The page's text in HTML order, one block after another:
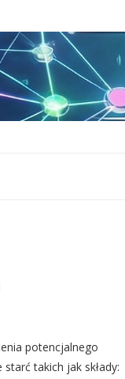
potencjalnego
takich jak składy: